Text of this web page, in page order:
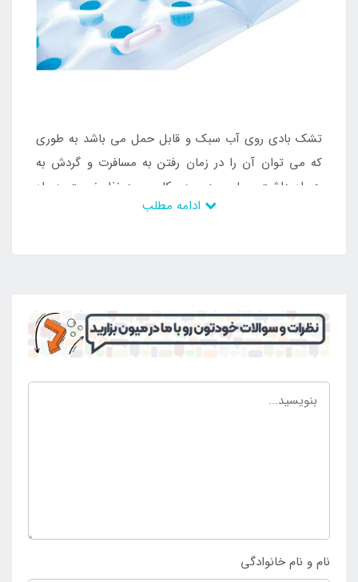
تشک بادی روی آب سبک و قابل حمل می باشد به طوری
که می توان آن را در زمان رفتن به مسافرت و گردش به
همراه داشت و با رسیدن به مکان مورد نظر نسبت به راه
اندازی آن اقدام کرد. این محصول بی نظیر دارای دستگیره
محیط های آبی سپری نمود. بخش بالایی محصول دارای
برآمدگی می باشد که محل قرار گیری سر و گردن است. به
این قسمت بالش بادی سرخود می گویند که در زمان
استراحت و استفاده از محصول به حالت درازکش موقعیت
سر و گردن را نیز مناسب می کند و می تواند به دور از هر
مراجعه بهفروشگاه اینتکس ایرانخریداری می شود.
نام و نام خانوادگی